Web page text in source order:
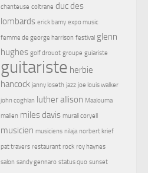
chanteuse coltrane duc des
lombards erick bamy expo music
femme de george harrison festival glenn
hughes golf drouot groupe guiariste
guitariste herbie
hancock janny loseth jazz joe louis walker
john coghlan luther allison Maalouma
malien miles davis murali coryell
musicien musiciens nilaja norbert krief
pat travers restaurant rock roy haynes
salon sandy gennaro status quo sunset